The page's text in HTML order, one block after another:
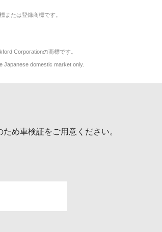
または登録商標です。
Corporationの商標です。
Japanese domestic market only.
め車検証をご用意ください。